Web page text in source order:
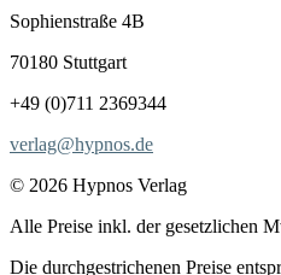
Sophienstraße 4B
70180 Stuttgart
+49 (0)711 2369344
verlag@hypnos.de
© 2026 Hypnos Verlag
Alle Preise inkl. der gesetzlichen
Die durchgestrichenen Preise